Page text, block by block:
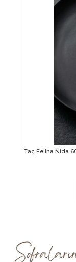
Taç Calista